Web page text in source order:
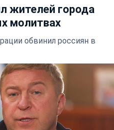
жителей города
молитвах
обвинил россиян в